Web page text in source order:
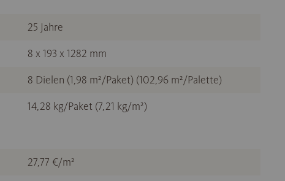
25 Jahre
8 x 193 x 1282 mm
8 Dielen (1,98 m²/Paket) (102,96 m²/Palette)
14,28 kg/Paket (7,21 kg/m²)
27,77 €/m²